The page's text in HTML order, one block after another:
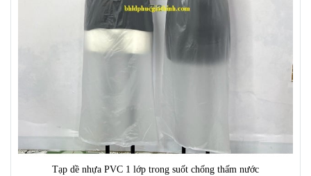
Tạp dề nhựa PVC 1 lớp trong suốt chống thấm nước